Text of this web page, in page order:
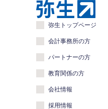
弥生トップページ
会計事務所の方
パートナーの方
教育関係の方
会社情報
採用情報